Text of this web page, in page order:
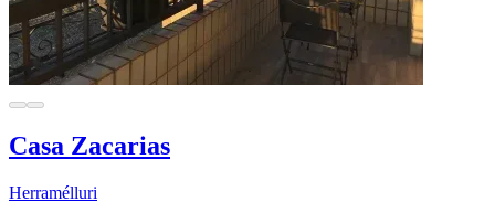
Casa Zacarias
Herramélluri